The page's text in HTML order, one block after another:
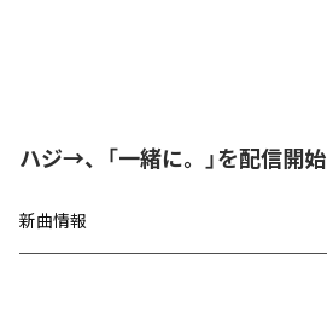
ハジ→、「一緒に。」を配信開始
新曲情報